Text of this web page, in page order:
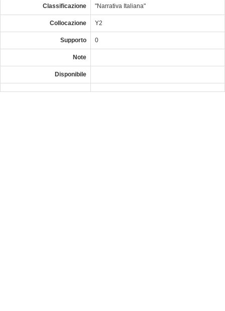
Classificazione "Narrativa Italiana"
Collocazione Y2
Supporto 0
Note
Disponibile